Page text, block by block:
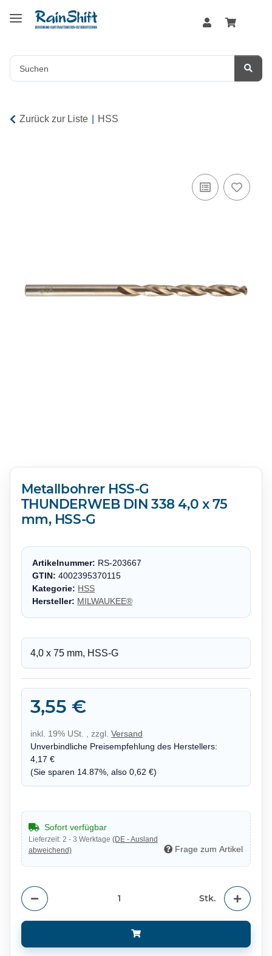
Zurück zur Liste HSS
Metallbohrer HSS-G
THUNDERWEB DIN 338 4,0 x 75
mm, HSS-G
Artikelnummer: RS-203667
GTIN: 4002395370115
Kategorie: HSS
Hersteller: MILWAUKEE®
4,0 x 75 mm, HSS-G
3,55 €
inkl. 19% USt. , zzgl. Versand
Unverbindliche Preisempfehlung des Herstellers:
4,17 €
(Sie sparen 14.87%, also 0,62 €)
Sofort verfügbar
Lieferzeit: 2 - 3 Werktage (DE - Ausland
abweichend)
Frage zum Artikel
Stk.